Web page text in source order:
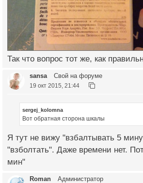
Так что вопрос тот же, как
sansa Свой на форуме
19 окт 2015, 21:44
sergej_kolomna
Вот обратная сторона шкалы
Я тут не вижу "взбалтывать 5
"взболтать". Даже времени нет.
мин"
Roman Администратор